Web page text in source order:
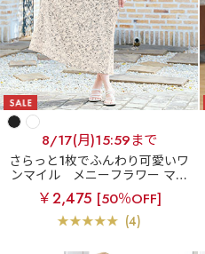
8/17(月)15:59まで
さらっと1枚でふんわり可愛いワ
ンマイル
メニーフラワー マキ
シ丈 ワンピース
￥2,475 [50％OFF]
(4)